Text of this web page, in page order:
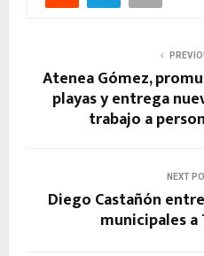
Atenea Gómez,
playas y entrega
trabajo a
NEXT
Diego Castañón
municipales